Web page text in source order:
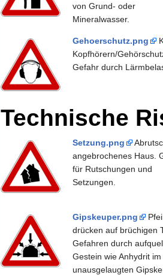
von Grund- oder
Mineralwasser.
Gehoerschutz.png
Kopfhörern/
Gefahr durch
Technische
Setzung.png
angebrochenes Haus.
für Rutschungen und
Setzungen.
Gipskeuper.png
drücken auf brüchigen
Gefahren durch
Gestein wie Anhydrit im
unausgelaugten